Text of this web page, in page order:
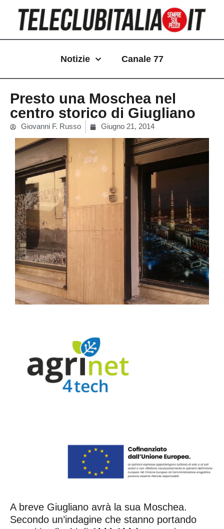
contenuto
Notizie Canale 77
Presto una Moschea nel
centro storico di Giugliano
Giovanni F. Russo Giugno 21, 2014
A breve Giugliano avrà la sua Moschea.
Secondo un’indagine che stanno portando